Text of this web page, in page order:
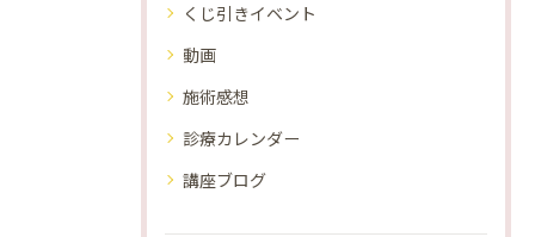
くじ引きイベント
動画
施術感想
診療カレンダー
講座ブログ